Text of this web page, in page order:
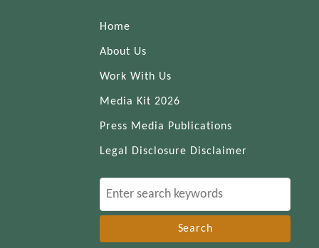
Home
About Us
Work With Us
Media Kit 2026
Press Media Publications
Legal Disclosure Disclaimer
e